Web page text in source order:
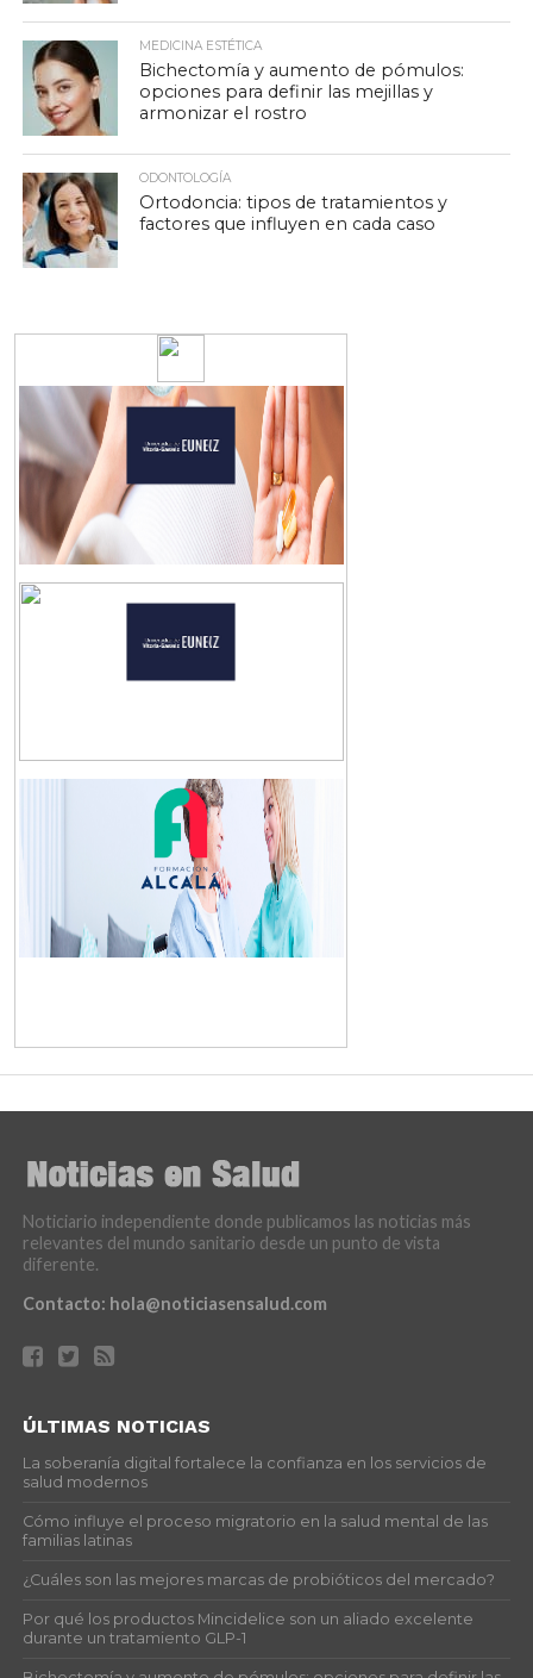
MEDICINA ESTÉTICA
Bichectomía y aumento de pómulos:
opciones para definir las mejillas y
armonizar el rostro
ODONTOLOGÍA
Ortodoncia: tipos de tratamientos y
factores que influyen en cada caso
Noticiario independiente donde publicamos las noticias más
relevantes del mundo sanitario desde un punto de vista
diferente.
Contacto: hola@noticiasensalud.com
ÚLTIMAS NOTICIAS
La soberanía digital fortalece la confianza en los servicios de
salud modernos
Cómo influye el proceso migratorio en la salud mental de las
familias latinas
¿Cuáles son las mejores marcas de probióticos del mercado?
Por qué los productos Mincidelice son un aliado excelente
durante un tratamiento GLP-1